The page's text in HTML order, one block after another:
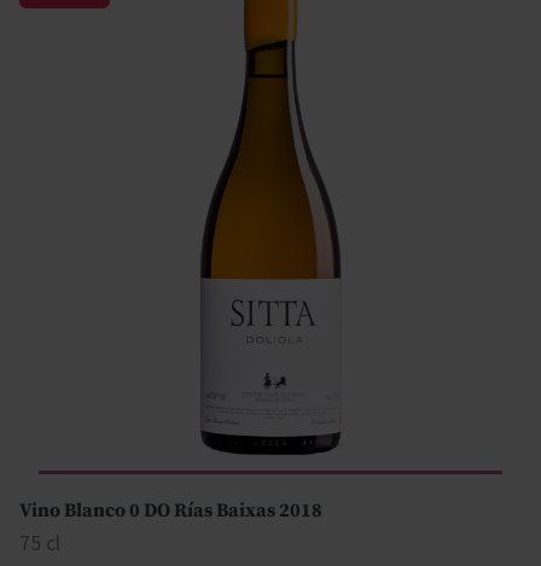
Vino Blanco 0 DO Rías Baixas 2018
75 cl